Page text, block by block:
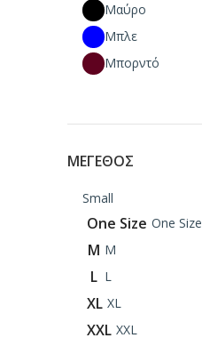
Μαύρο
Μπλε
Μπορντό
ΜΈΓΕΘΟΣ
Small
One Size One Size
M M
L L
XL XL
XXL XXL